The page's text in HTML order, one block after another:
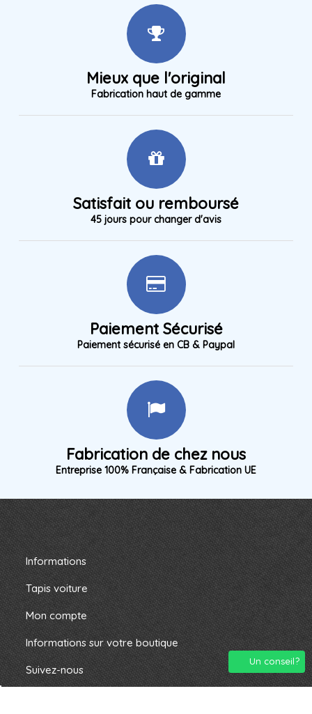
Mieux que l'original
Fabrication haut de gamme
Satisfait ou remboursé
45 jours pour changer d'avis
Paiement Sécurisé
Paiement sécurisé en CB & Paypal
Fabrication de chez nous
Entreprise 100% Française & Fabrication UE
Informations
Tapis voiture
Mon compte
Informations sur votre boutique
Suivez-nous
Un conseil?